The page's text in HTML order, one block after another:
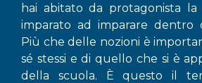
hai abitato da protagonista
imparato ad imparare dentro
Più che delle nozioni è
sé stessi e di quello che si è
della scuola. È questo il